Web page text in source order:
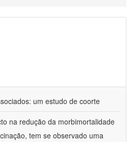
um estudo de coorte
na redução da morbimortalidade
tem se observado uma